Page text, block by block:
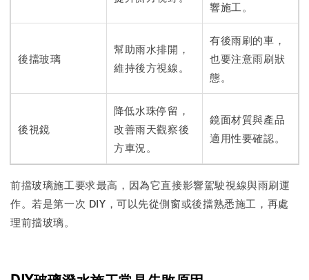
響施工。
後擋玻璃
幫助雨水排開，
維持後方視線。
有後雨刷的車，
也要注意雨刷狀
態。
後視鏡
降低水珠停留，
改善雨天觀察後
方車況。
鏡面材質與產品
適用性要確認。
前擋玻璃施工要求最高，因為它直接影響駕駛視線與雨刷運
作。若是第一次 DIY，可以先從側窗或後擋熟悉施工，再處
理前擋玻璃。